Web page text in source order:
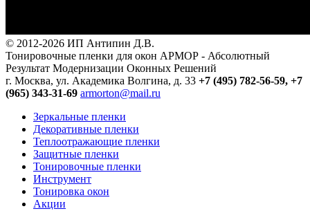
© 2012-2026 ИП Антипин Д.В.
Тонировочные пленки для окон АРМОР - Абсолютный
Результат Модернизации Оконных Решений
г. Москва, ул. Академика Волгина, д. 33 +7 (495) 782-56-59, +7
(965) 343-31-69 armorton@mail.ru
Зеркальные пленки
Декоративные пленки
Теплоотражающие пленки
Защитные пленки
Тонировочные пленки
Инструмент
Тонировка окон
Акции